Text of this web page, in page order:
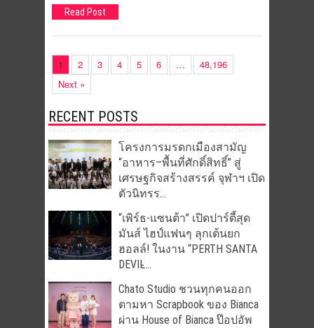
Read Post
1 2 3 4 5 6 …
48,196
Next »
RECENT POSTS
โครงการมรดกเมืองสามัญ
“อาหาร–พื้นที่ศักดิ์สิทธิ์” สู่
เศรษฐกิจสร้างสรรค์ จุฬาฯ เปิด
ตัวนิทรร...
“เพิร์ธ-แซนต้า” เปิดปาร์ตี้สุด
มันส์ ไฮป์แฟนๆ ลุกเต้นยก
ฮอลล์! ในงาน “PERTH SANTA
DEVIL̵...
Chato Studio ชวนทุกคนออก
ตามหา Scrapbook ของ Bianca
ผ่าน House of Bianca ป๊อปอัพ